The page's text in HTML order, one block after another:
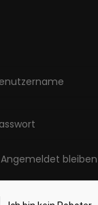
Angemeldet bleiben